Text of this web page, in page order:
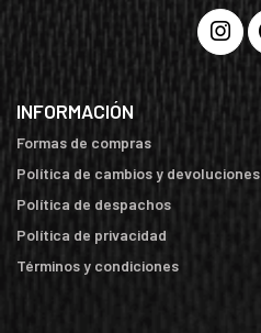
INFORMACIÓN
Formas de compras
Política de cambios y devoluciones
Política de despachos
Política de privacidad
Términos y condiciones